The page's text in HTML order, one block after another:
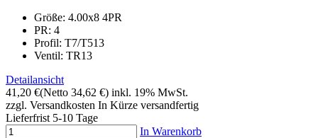
Größe: 4.00x8 4PR
PR: 4
Profil: T7/T513
Ventil: TR13
Detailansicht
41,20 €(Netto 34,62 €) inkl. 19% MwSt.
zzgl. Versandkosten In Kürze versandfertig
Lieferfrist 5-10 Tage
In Warenkorb